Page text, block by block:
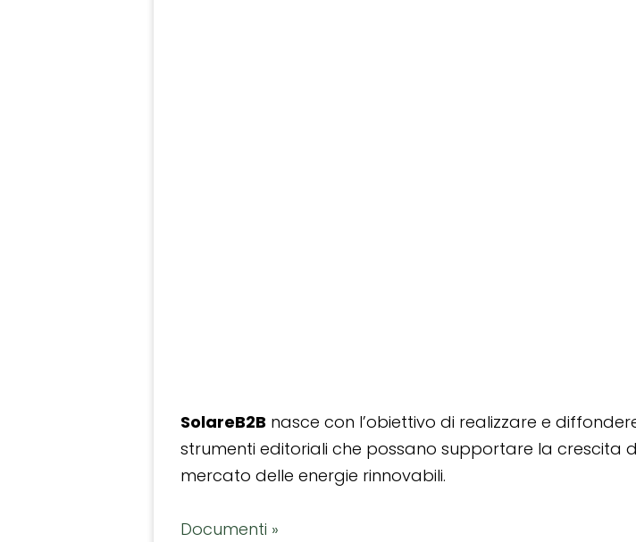
SolareB2B nasce con l’obiettivo di realizzare e
strumenti editoriali che possano supportare la crescita
mercato delle energie rinnovabili.
Documenti »